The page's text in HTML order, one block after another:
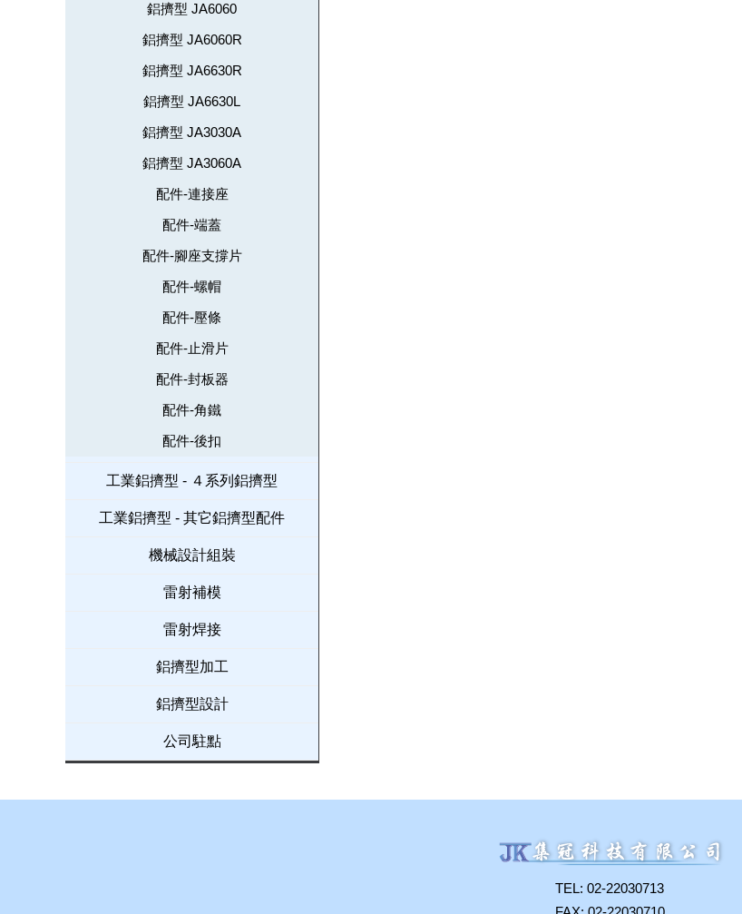
鋁擠型 JA6060
鋁擠型 JA6060R
鋁擠型 JA6630R
鋁擠型 JA6630L
鋁擠型 JA3030A
鋁擠型 JA3060A
配件-連接座
配件-端蓋
配件-腳座支撐片
配件-螺帽
配件-壓條
配件-止滑片
配件-封板器
配件-角鐵
配件-後扣
工業鋁擠型 - ４系列鋁擠型
工業鋁擠型 - 其它鋁擠型配件
機械設計組裝
雷射補模
雷射焊接
鋁擠型加工
鋁擠型設計
公司駐點
TEL: 02-22030713